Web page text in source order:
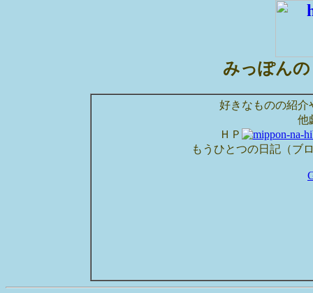
みっぽん
好きなものの紹介
他
ＨＰ
もうひとつの日記（ブ